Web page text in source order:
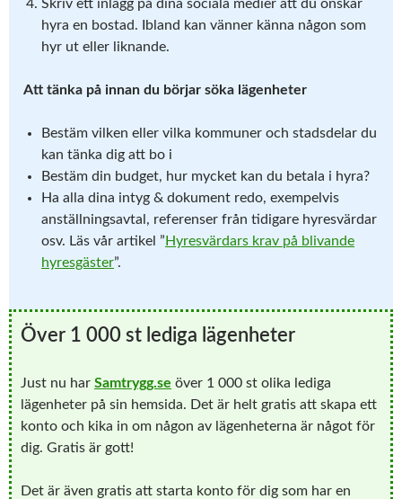
Skriv ett inlägg på dina sociala medier att du önskar
hyra en bostad. Ibland kan vänner känna någon som
hyr ut eller liknande.
Att tänka på innan du börjar söka lägenheter
Bestäm vilken eller vilka kommuner och stadsdelar du
kan tänka dig att bo i
Bestäm din budget, hur mycket kan du betala i hyra?
Ha alla dina intyg & dokument redo, exempelvis
anställningsavtal, referenser från tidigare hyresvärdar
osv. Läs vår artikel ” Hyresvärdars krav på blivande
hyresgäster”.
Över 1 000 st lediga lägenheter
Just nu har Samtrygg.se över 1 000 st olika lediga
lägenheter på sin hemsida. Det är helt gratis att skapa ett
konto och kika in om någon av lägenheterna är något för
dig. Gratis är gott!
Det är även gratis att starta konto för dig som har en